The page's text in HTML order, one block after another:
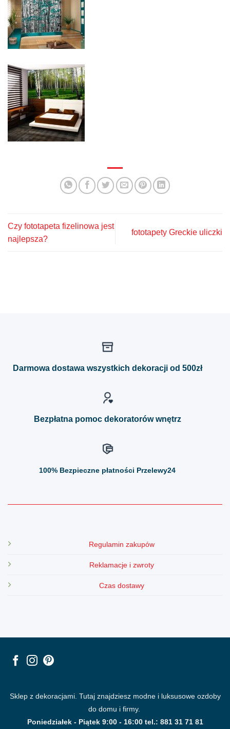
Czy fototapeta fizelinowa jest
najlepsza?
fototapety Greckie uliczki
Darmowa dostawa wszystkich dekoracji od 500zł
Bezpłatna pomoc dekoratorów wnętrz
100% Bezpieczne płatności Przelewy24
Regulamin zakupów
Reklamacje i zwroty
Czas dostawy
Sklep z dekoracjami. Tutaj znajdziesz modne i luksusowe ozdoby
do domu i firmy.
Poniedziałek - Piątek 9:00 - 16:00 tel.: 881 31 71 81